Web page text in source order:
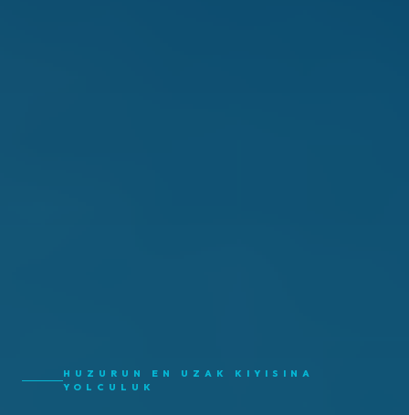
HUZURUN EN UZAK KIYISINA
YOLCULUK